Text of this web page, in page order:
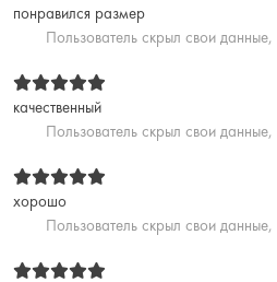
понравился размер
Пользователь скрыл свои данные,
качественный
Пользователь скрыл свои данные,
хорошо
Пользователь скрыл свои данные,